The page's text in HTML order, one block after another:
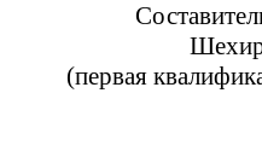
(первая